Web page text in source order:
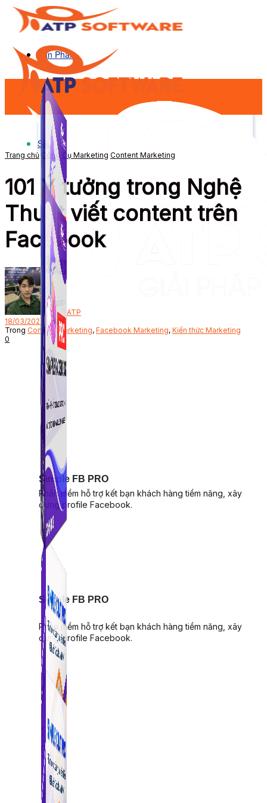
Sản Phẩm
Simple FB PRO
Phần mềm hỗ trợ kết bạn khách hàng tiềm năng, xây
dựng profile Facebook.
Sản Phẩm
Simple FB PRO
Phần mềm hỗ trợ kết bạn khách hàng tiềm năng, xây
dựng profile Facebook.
Trang chủ Công Cụ Marketing Content Marketing
101 Ý tưởng trong Nghệ
Thuật viết content trên
Facebook
Bởi ATP
18/03/2023
Trong Content Marketing, Facebook Marketing, Kiến thức Marketing
0